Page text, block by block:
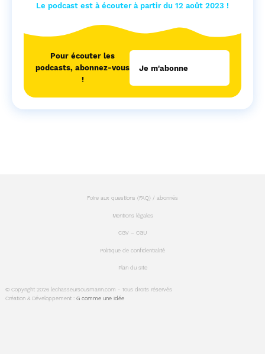
Le podcast est à écouter à partir du 12 août 2023 !
Pour écouter les
podcasts, abonnez-vous
!
Je m'abonne
© Copyright 2026 lechasseursousmarin.com - Tous droits réservés
Création & Développement :G comme une idée
Foire aux questions (FAQ) / abonnés
Mentions légales
CGV – CGU
Politique de confidentialité
Plan du site